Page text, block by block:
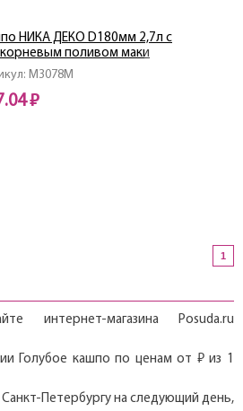
M3078M
НИКА ДЕКО D180мм 2,7л с
поливом маки
₽
1
интернет-магазина Posuda.ru
Голубое кашпо по ценам от ₽ из 1
Петербургу на следующий день,